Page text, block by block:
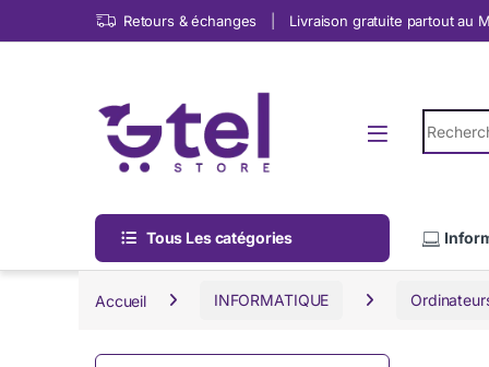
Skip to navigation
Skip to content Retours & échanges Livraison gratuite partout au
Search
Tous Les catégories
Accueil INFORMATIQUE